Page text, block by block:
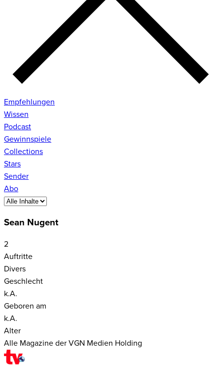
Empfehlungen
Wissen
Podcast
Gewinnspiele
Collections
Stars
Sender
Abo
Sean Nugent
2
Auftritte
Divers
Geschlecht
k.A.
Geboren am
k.A.
Alter
Alle Magazine der VGN Medien Holding